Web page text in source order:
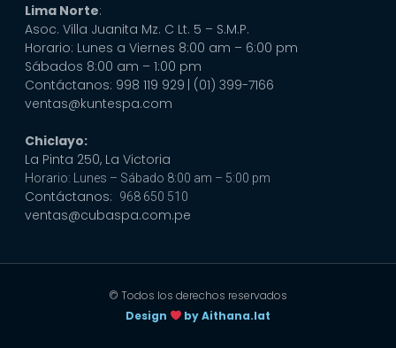
Lima Norte:
Asoc. Villa Juanita Mz. C Lt. 5 – S.M.P.
Horario: Lunes a Viernes 8:00 am – 6:00 pm
Sábados 8:00 am – 1:00 pm
Contáctanos: 998 119 929 | (01) 399-7166
ventas@kuntespa.com
Chiclayo:
La Pinta 250, La Victoria
Horario: Lunes – Sábado 8:00 am – 5:00 pm
Contáctanos: 968 650 510
ventas@cubaspa.com.pe
© Todos los derechos reservados
Design
by Aithana.lat